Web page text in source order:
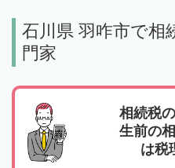
石川県 羽咋市で相
門家
相続税
生前の
は税